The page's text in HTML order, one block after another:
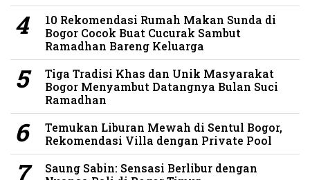
10 Rekomendasi Rumah Makan Sunda di
Bogor Cocok Buat Cucurak Sambut
Ramadhan Bareng Keluarga
Tiga Tradisi Khas dan Unik Masyarakat
Bogor Menyambut Datangnya Bulan Suci
Ramadhan
Temukan Liburan Mewah di Sentul Bogor,
Rekomendasi Villa dengan Private Pool
Saung Sabin: Sensasi Berlibur dengan